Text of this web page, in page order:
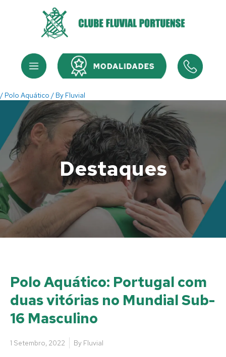
Menu Menu
/ Polo Aquático / By Fluvial
Destaques
Polo Aquático: Portugal com
duas vitórias no Mundial Sub-
16 Masculino
1 Setembro, 2022 By Fluvial